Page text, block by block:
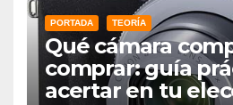
PORTADA TEORÍA
Qué cámara
comprar: guía
acertar en tu